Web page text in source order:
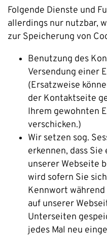
Folgende Dienste und
allerdings nur nutzbar,
zur Speicherung von
Benutzung des
Versendung einer
(Ersatzweise
der Kontaktseite
Ihrem gewohnten
verschicken.)
Wir setzen sog.
erkennen, dass
unserer Webseite
wird sofern Sie
Kennwort
auf unserer
Unterseiten
jedes Mal neu